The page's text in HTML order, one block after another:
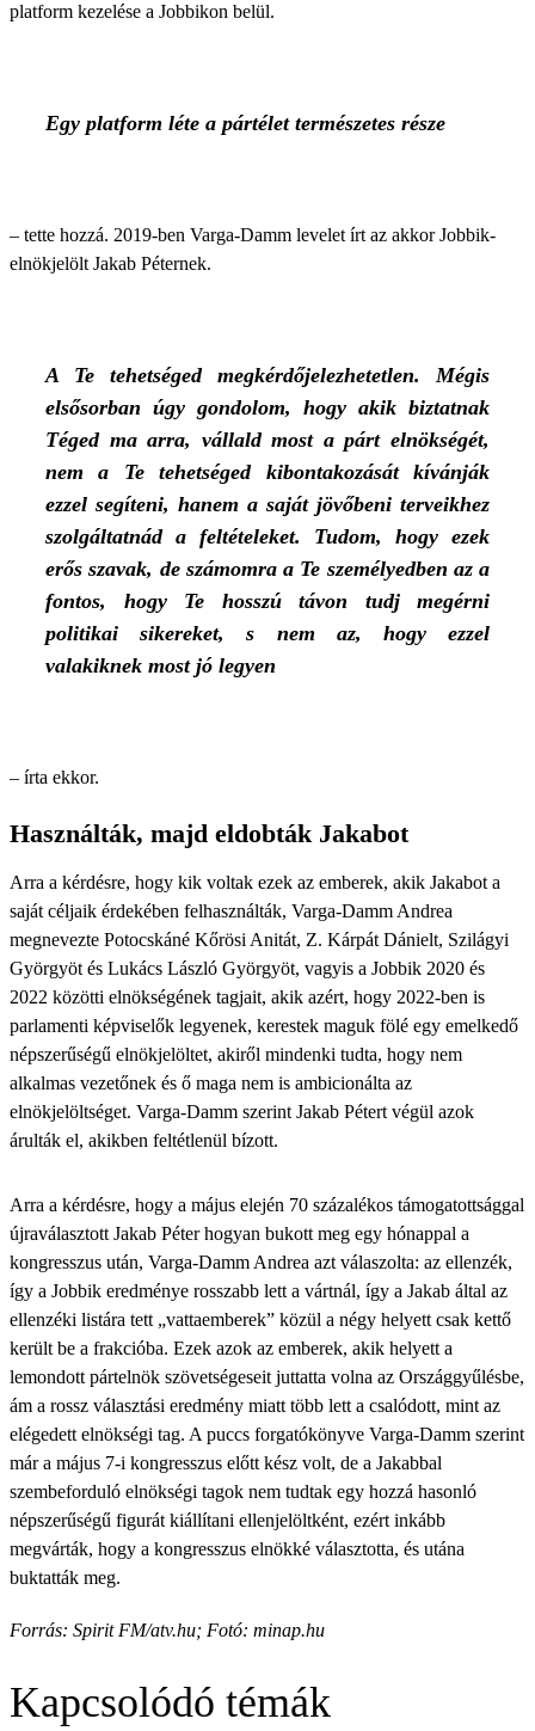
platform kezelése a Jobbikon belül.
Egy platform léte a pártélet természetes része
– tette hozzá. 2019-ben Varga-Damm levelet írt az akkor Jobbik-
elnökjelölt Jakab Péternek.
A Te tehetséged megkérdőjelezhetetlen. Mégis
elsősorban úgy gondolom, hogy akik biztatnak
Téged ma arra, vállald most a párt elnökségét,
nem a Te tehetséged kibontakozását kívánják
ezzel segíteni, hanem a saját jövőbeni terveikhez
szolgáltatnád a feltételeket. Tudom, hogy ezek
erős szavak, de számomra a Te személyedben az a
fontos, hogy Te hosszú távon tudj megérni
politikai sikereket, s nem az, hogy ezzel
valakiknek most jó legyen
– írta ekkor.
Használták, majd eldobták Jakabot
Arra a kérdésre, hogy kik voltak ezek az emberek, akik Jakabot a
saját céljaik érdekében felhasználták, Varga-Damm Andrea
megnevezte Potocskáné Kőrösi Anitát, Z. Kárpát Dánielt, Szilágyi
Györgyöt és Lukács László Györgyöt, vagyis a Jobbik 2020 és
2022 közötti elnökségének tagjait, akik azért, hogy 2022-ben is
parlamenti képviselők legyenek, kerestek maguk fölé egy emelkedő
népszerűségű elnökjelöltet, akiről mindenki tudta, hogy nem
alkalmas vezetőnek és ő maga nem is ambicionálta az
elnökjelöltséget. Varga-Damm szerint Jakab Pétert végül azok
árulták el, akikben feltétlenül bízott.
Arra a kérdésre, hogy a május elején 70 százalékos támogatottsággal
újraválasztott Jakab Péter hogyan bukott meg egy hónappal a
kongresszus után, Varga-Damm Andrea azt válaszolta: az ellenzék,
így a Jobbik eredménye rosszabb lett a vártnál, így a Jakab által az
ellenzéki listára tett „vattaemberek” közül a négy helyett csak kettő
került be a frakcióba. Ezek azok az emberek, akik helyett a
lemondott pártelnök szövetségeseit juttatta volna az Országgyűlésbe,
ám a rossz választási eredmény miatt több lett a csalódott, mint az
elégedett elnökségi tag. A puccs forgatókönyve Varga-Damm szerint
már a május 7-i kongresszus előtt kész volt, de a Jakabbal
szembeforduló elnökségi tagok nem tudtak egy hozzá hasonló
népszerűségű figurát kiállítani ellenjelöltként, ezért inkább
megvárták, hogy a kongresszus elnökké választotta, és utána
buktatták meg.
Forrás: Spirit FM/atv.hu; Fotó: minap.hu
Kapcsolódó témák